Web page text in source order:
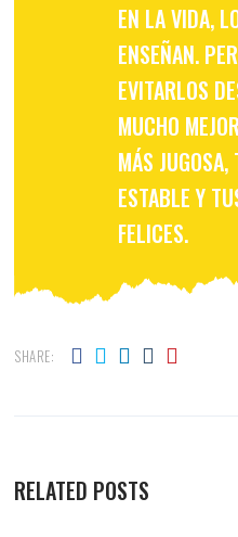
EN LA VIDA,
ENSEÑAN.
EVITARLOS
MUCHO
MÁS JUGOSA,
ESTABLE Y
FELICES.
SHARE:
RELATED POSTS